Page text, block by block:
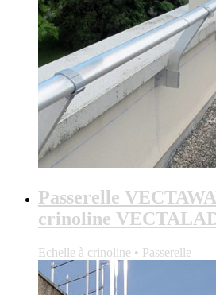
Passerelle
crinoline
Echelle à crinoline • Passerelle